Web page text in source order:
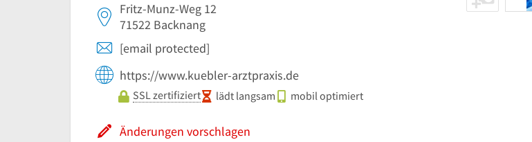
Fritz-Munz-Weg 12
71522 Backnang
[email protected]
https://www.kuebler-arztpraxis.de
SSL zertifiziert lädt langsam mobil optimiert
Änderungen vorschlagen